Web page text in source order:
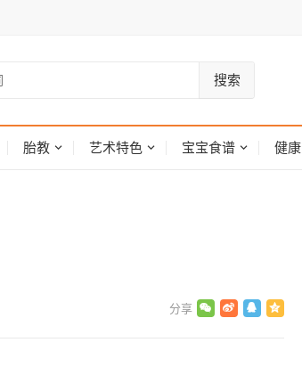
搜索
胎教 艺术特色 宝宝食谱 健康